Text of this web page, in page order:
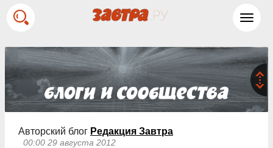
Авторский блог Редакция Завтра
00:00 29 августа 2012